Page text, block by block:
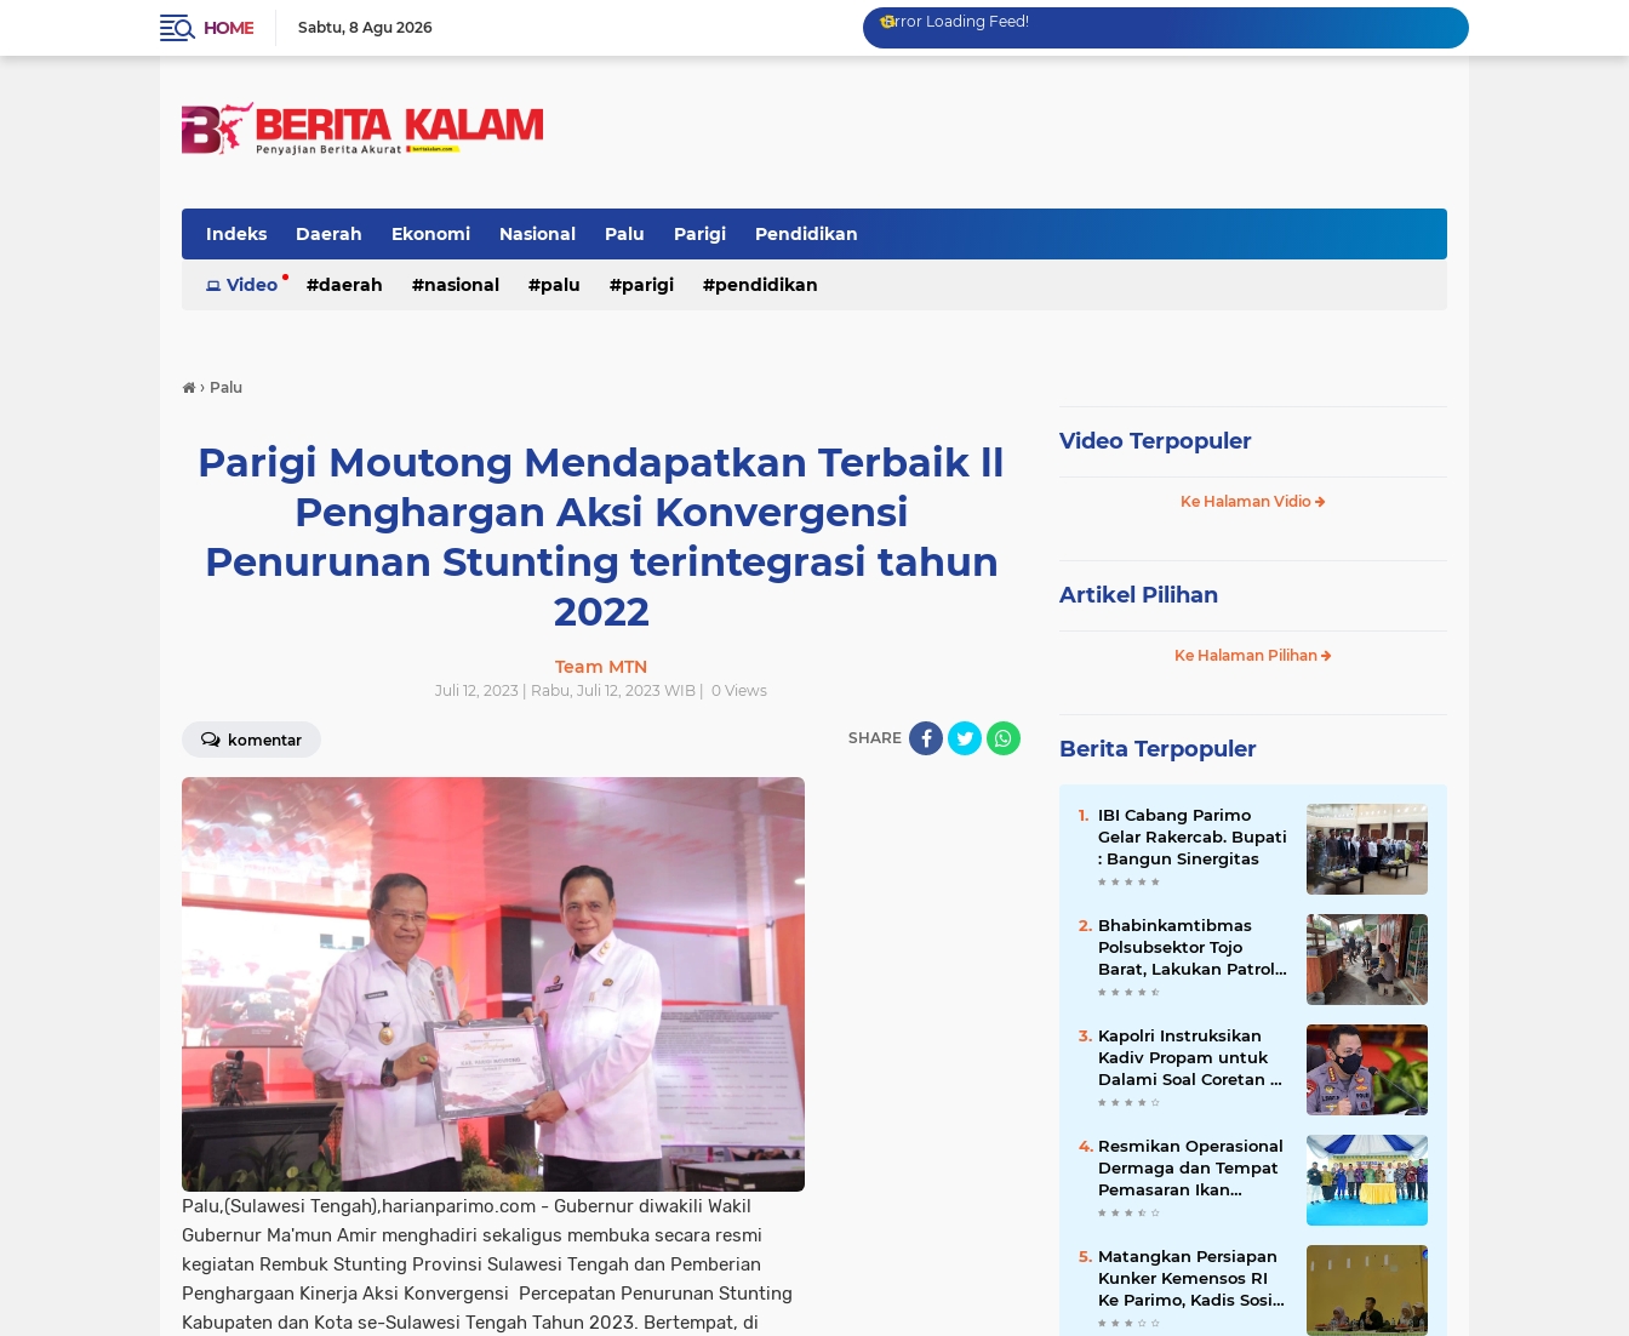
HOME Sabtu 8 Agu 2026 Error Loading Feed!
Indeks Daerah Ekonomi Nasional Palu Parigi Pendidikan
Video daerah nasional palu parigi pendidikan
› Palu
Parigi Moutong Mendapatkan Terbaik ll
Penghargan Aksi Konvergensi
Penurunan Stunting terintegrasi tahun
2022
Team MTN
Juli 12, 2023 | Rabu, Juli 12, 2023 WIB | 0 Views
komentar SHARE
Palu,(Sulawesi Tengah),harianparimo.com - Gubernur diwakili Wakil
Gubernur Ma'mun Amir menghadiri sekaligus membuka secara resmi
kegiatan Rembuk Stunting Provinsi Sulawesi Tengah dan Pemberian
Penghargaan Kinerja Aksi Konvergensi Percepatan Penurunan Stunting
Kabupaten dan Kota se-Sulawesi Tengah Tahun 2023. Bertempat, di
Video Terpopuler
Ke Halaman Vidio
Artikel Pilihan
Ke Halaman Pilihan
Berita Terpopuler
IBI Cabang Parimo
Gelar Rakercab. Bupati
: Bangun Sinergitas
Bhabinkamtibmas
Polsubsektor Tojo
Barat, Lakukan Patroli
Di Desa Binaanya
Kapolri Instruksikan
Kadiv Propam untuk
Dalami Soal Coretan di
Polres Luwu
Resmikan Operasional
Dermaga dan Tempat
Pemasaran Ikan
Donggala
Matangkan Persiapan
Kunker Kemensos RI
Ke Parimo, Kadis Sosial
Pimpin Rapat